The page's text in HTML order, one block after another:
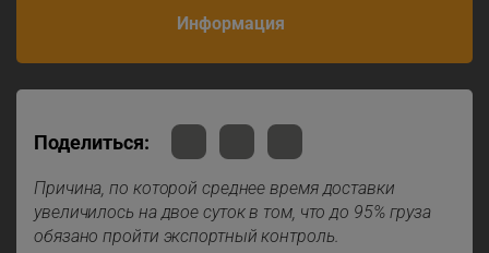
Информация
Поделиться:
Причина, по которой среднее время доставки
увеличилось на двое суток в том, что до 95% груза
обязано пройти экспортный контроль.